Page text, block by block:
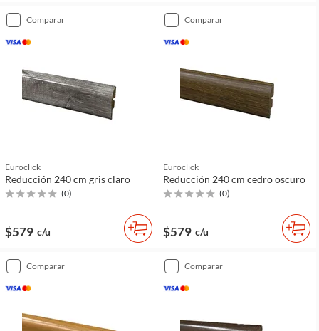
comparar
Euroclick
Reducción 240 cm gris claro
(0)
$579 c/u
comparar
Euroclick
Reducción 240 cm cedro oscuro
(0)
$579 c/u
comparar comparar